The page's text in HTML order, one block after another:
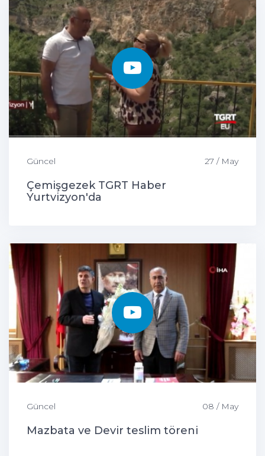
Güncel 27 / May
Çemişgezek TGRT Haber
Yurtvizyon'da
Güncel 08 / May
Mazbata ve Devir teslim töreni